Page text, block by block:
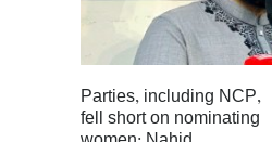
Parties, including NCP,
fell short on nominating